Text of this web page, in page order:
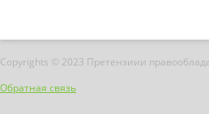
Copyrights © 2023 Претензиии
Обратная связь